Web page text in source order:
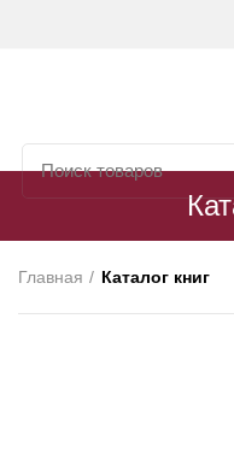
Главная Каталог книг